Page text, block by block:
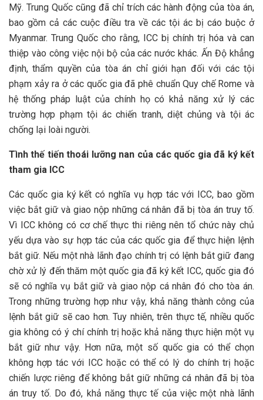
Mỹ. Trung Quốc cũng đã chỉ trích các hành động của tòa án,
bao gồm cả các cuộc điều tra về các tội ác bị cáo buộc ở
Myanmar. Trung Quốc cho rằng, ICC bị chính trị hóa và can
thiệp vào công việc nội bộ của các nước khác. Ấn Độ khẳng
định, thẩm quyền của tòa án chỉ giới hạn đối với các tội
phạm xảy ra ở các quốc gia đã phê chuẩn Quy chế Rome và
hệ thống pháp luật của chính họ có khả năng xử lý các
trường hợp phạm tội ác chiến tranh, diệt chủng và tội ác
chống lại loài người.
Tình thế tiến thoái lưỡng nan của các quốc gia đã ký kết
tham gia ICC
Các quốc gia ký kết có nghĩa vụ hợp tác với ICC, bao gồm
việc bắt giữ và giao nộp những cá nhân đã bị tòa án truy tố.
Vì ICC không có cơ chế thực thi riêng nên tổ chức này chủ
yếu dựa vào sự hợp tác của các quốc gia để thực hiện lệnh
bắt giữ. Nếu một nhà lãnh đạo chính trị có lệnh bắt giữ đang
chờ xử lý đến thăm một quốc gia đã ký kết ICC, quốc gia đó
sẽ có nghĩa vụ bắt giữ và giao nộp cá nhân đó cho tòa án.
Trong những trường hợp như vậy, khả năng thành công của
lệnh bắt giữ sẽ cao hơn. Tuy nhiên, trên thực tế, nhiều quốc
gia không có ý chí chính trị hoặc khả năng thực hiện một vụ
bắt giữ như vậy. Hơn nữa, một số quốc gia có thể chọn
không hợp tác với ICC hoặc có thể có lý do chính trị hoặc
chiến lược riêng để không bắt giữ những cá nhân đã bị tòa
án truy tố. Do đó, khả năng thực tế của việc một nhà lãnh